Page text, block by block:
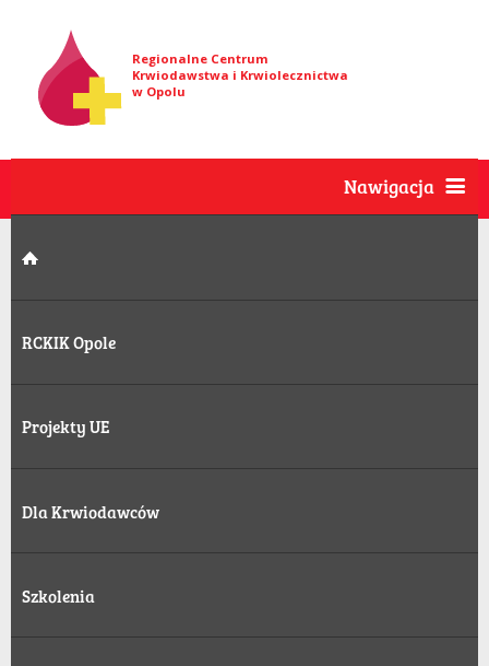
Regionalne Centrum
Krwiodawstwa i Krwiolecznictwa
w Opolu
Nawigacja
RCKIK Opole
Projekty UE
Dla Krwiodawców
Szkolenia